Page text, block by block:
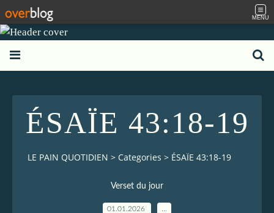
MENU
ÉSAÏE 43:18-19
LE PAIN QUOTIDIEN > Categories > ÉSAÏE 43:18-19
Verset du jour
01.01.2026